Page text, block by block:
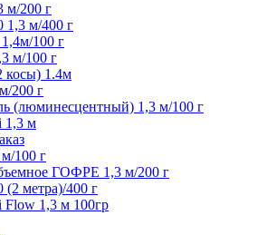
м/200 г
м/400 г
100 г
м/100 г
косы) 1.4м
200 г
(люминесцентный) 1,3 м/100 г
1,3 м
100 г
ГОФРЕ 1,3 м/200 г
метра)/400 г
1,3 м 100гр